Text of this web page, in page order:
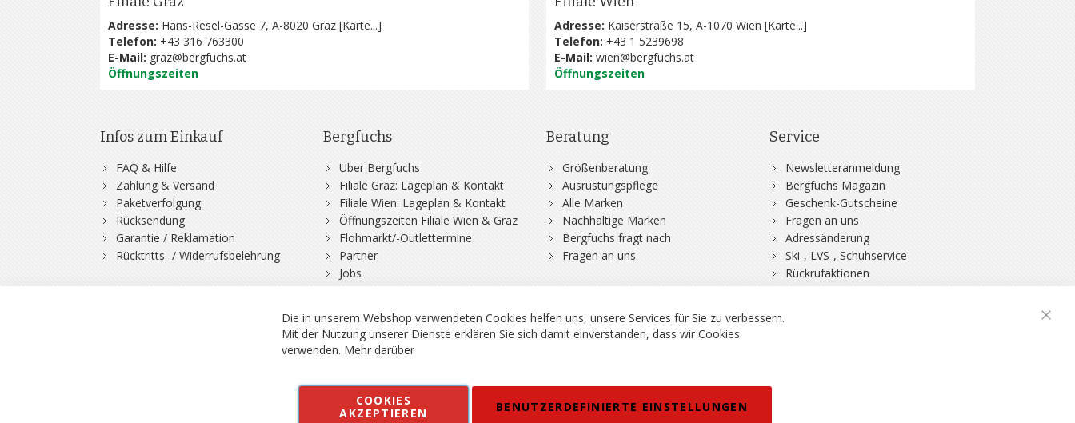
Adresse: Hans-Resel-Gasse 7, A-8020 Graz [Karte...]
Telefon: +43 316 763300
E-Mail: graz@bergfuchs.at
Öffnungszeiten
Adresse: Kaiserstraße 15, A-1070 Wien [Karte...]
Telefon: +43 1 5239698
E-Mail: wien@bergfuchs.at
Öffnungszeiten
Infos zum Einkauf
FAQ & Hilfe
Zahlung & Versand
Paketverfolgung
Rücksendung
Garantie / Reklamation
Rücktritts- / Widerrufsbelehrung
Bergfuchs
Über Bergfuchs
Filiale Graz: Lageplan & Kontakt
Filiale Wien: Lageplan & Kontakt
Öffnungszeiten Filiale Wien & Graz
Flohmarkt/-Outlettermine
Partner
Jobs
Beratung
Größenberatung
Ausrüstungspflege
Alle Marken
Nachhaltige Marken
Bergfuchs fragt nach
Fragen an uns
Service
Newsletteranmeldung
Bergfuchs Magazin
Geschenk-Gutscheine
Fragen an uns
Adressänderung
Ski-, LVS-, Schuhservice
Rückrufaktionen
DSV-Skiversicherung
Vertrag widerrufen Kontakt AGB Datenschutz Barrierefreiheitserklärung
Die in unserem Webshop verwendeten Cookies helfen uns, unsere Services für Sie zu verbessern.
Mit der Nutzung unserer Dienste erklären Sie sich damit einverstanden, dass wir Cookies
verwenden. Mehr darüber
COOKIES
AKZEPTIEREN
BENUTZERDEFINIERTE EINSTELLUNGEN